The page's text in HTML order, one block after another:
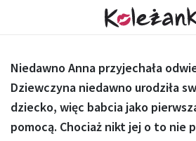
Niedawno Anna przyjechała
Dziewczyna niedawno urodziła
dziecko, więc babcia jako
pomocą. Chociaż nikt jej o to nie